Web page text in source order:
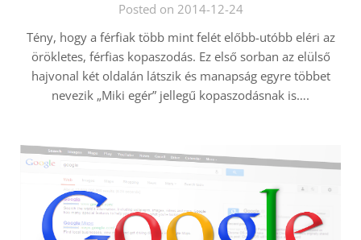
Posted on 2014-12-24
Tény, hogy a férfiak több mint felét előbb-utóbb eléri az
örökletes, férfias kopaszodás. Ez első sorban az elülső
hajvonal két oldalán látszik és manapság egyre többet
nevezik „Miki egér” jellegű kopaszodásnak is….